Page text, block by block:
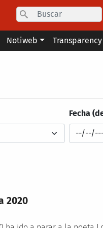
Notiweb Transparency
Fecha
2020